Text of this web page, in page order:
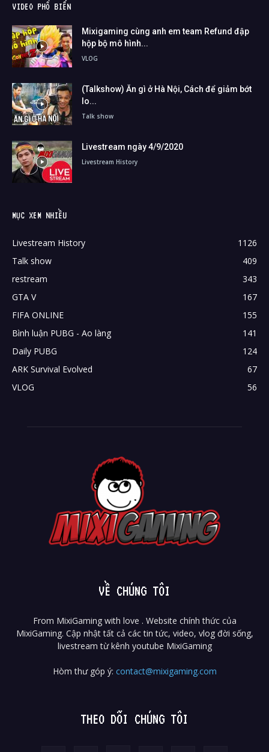
VIDEO PHỔ BIẾN
Mixigaming cùng anh em team Refund đập
hộp bộ mô hình...
VLOG
(Talkshow) Ăn gì ở Hà Nội, Cách để giảm bớt
lo...
Talk show
Livestream ngày 4/9/2020
Livestream History
MỤC XEM NHIỀU
Livestream History
1126
Talk show
409
restream
343
GTA V
167
FIFA ONLINE
155
Bình luận PUBG - Ao làng
141
Daily PUBG
124
ARK Survival Evolved
67
VLOG
56
VỀ CHÚNG TÔI
From MixiGaming with love . Website chính thức của
MixiGaming. Cập nhật tất cả các tin tức, video, vlog đời sống,
livestream từ kênh youtube MixiGaming
Hòm thư góp ý: contact@mixigaming.com
THEO DÕI CHÚNG TÔI